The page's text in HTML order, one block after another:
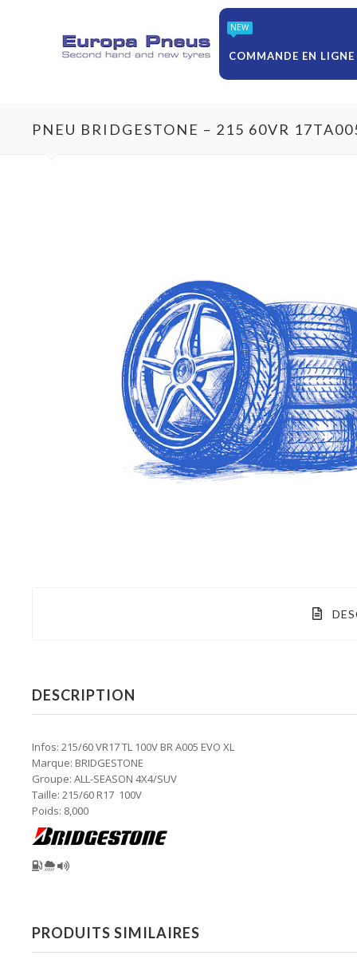
NEW
COMMANDE EN LIGNE
PNEU BRIDGESTONE – 215 60VR
DESCRIPTION
Infos: 215/60 VR17 TL 100V BR A005 EVO XL
Marque: BRIDGESTONE
Groupe: ALL-SEASON 4X4/SUV
Taille: 215/60 R17 100V
Poids: 8,000
PRODUITS SIMILAIRES